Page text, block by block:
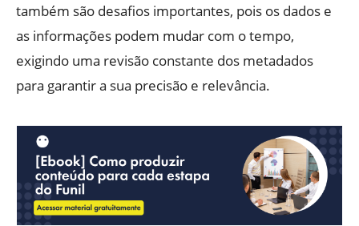
também são desafios importantes, pois os dados e
as informações podem mudar com o tempo,
exigindo uma revisão constante dos metadados
para garantir a sua precisão e relevância.